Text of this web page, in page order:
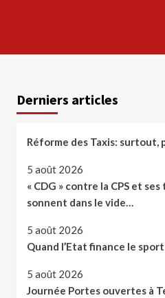
Derniers articles
Réforme des Taxis: surtout,
5 août 2026
« CDG » contre la CPS et
sonnent dans le vide…
5 août 2026
Quand l’Etat finance le
5 août 2026
Journée Portes ouvertes à